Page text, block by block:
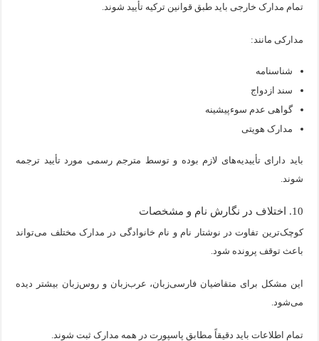
تمام مدارک خارجی باید طبق قوانین ترکیه تأیید شوند.
مدارکی مانند:
شناسنامه
سند ازدواج
گواهی عدم سوءپیشینه
مدارک هویتی
باید دارای تأییدیه‌های لازم بوده و توسط مترجم رسمی مورد تأیید ترجمه
شوند.
10. اختلاف در نگارش نام و مشخصات
کوچک‌ترین تفاوت در نوشتار نام و نام خانوادگی در مدارک مختلف می‌تواند
باعث توقف پرونده شود.
این مشکل برای متقاضیان فارسی‌زبان، عرب‌زبان و روس‌زبان بیشتر دیده
می‌شود.
تمام اطلاعات باید دقیقاً مطابق پاسپورت در همه مدارک ثبت شوند.